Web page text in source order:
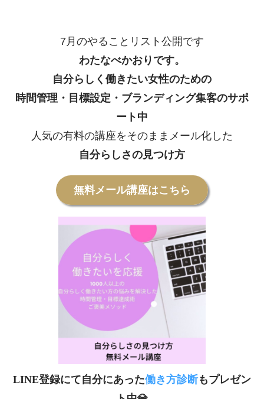
7月のやることリスト公開です
わたなべかおりです。
自分らしく働きたい女性のための
時間管理・目標設定・ブランディング集客のサポ
ート中
人気の有料の講座をそのままメール化した
自分らしさの見つけ方
無料メール講座はこちら
LINE登録にて自分にあった働き方診断もプレゼン